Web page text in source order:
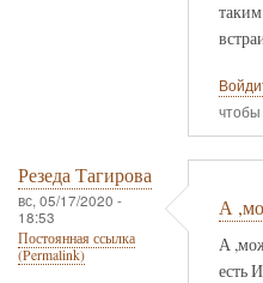
чтобы
Резеда Тагирова
вс, 05/17/2020 -
18:53
Постоянная ссылка
(Permalink)
А
А
есть